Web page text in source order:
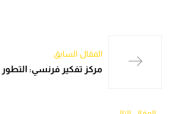
المقال السابق
مركز تفكير فرنسي: